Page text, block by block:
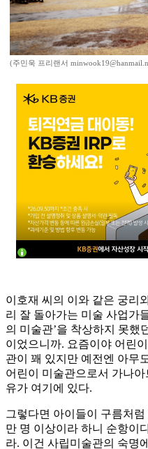
(주민욱 프리랜서
이호재 씨의 이와 같은 궁리
리 잘 돌아가는 미술 사업가
의 미술관’을 착상하지 못했
이었으니까. 요즘이야 어린
관이 꽤 있지만 예전엔 아무
어린이 미술관으로서 가나
유가 여기에 있다.
그렇다면 아이들이 구름처
만 명 이상이라 하니 순항이
라. 이건 사립미술관의 숙명